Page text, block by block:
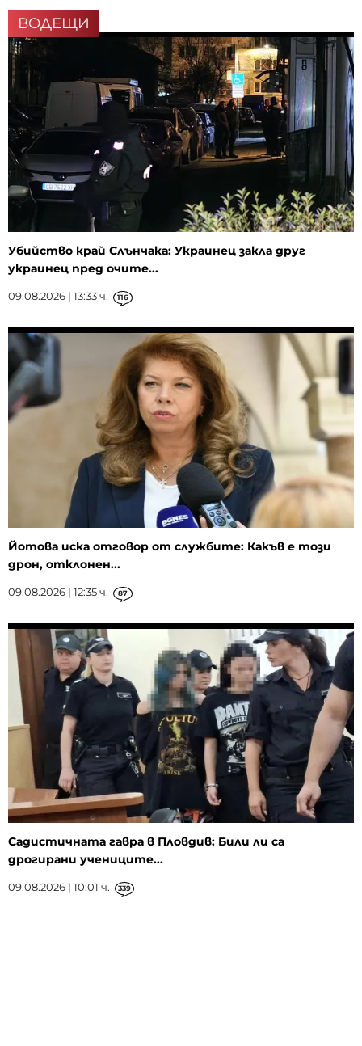
ВОДЕЩИ
Убийство край Слънчака: Украинец закла друг
украинец пред очите...
09.08.2026 | 13:33 ч. 116
Йотова иска отговор от службите: Какъв е този
дрон, отклонен...
09.08.2026 | 12:35 ч. 87
Садистичната гавра в Пловдив: Били ли са
дрогирани учениците...
09.08.2026 | 10:01 ч. 339